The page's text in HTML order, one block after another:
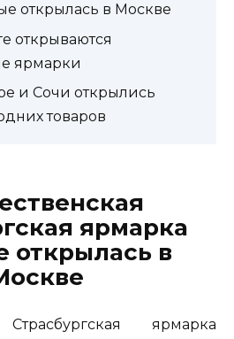
открылась в Москве
открываются
ярмарки
и Сочи открылись
товаров
ярмарка
открылась в
Страсбургская ярмарка